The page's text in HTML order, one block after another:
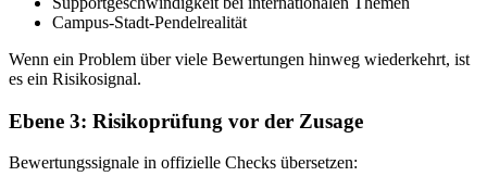
Campus-Stadt-Pendelrealität
Wenn ein Problem über viele Bewertungen hinweg wiederkehrt, ist
es ein Risikosignal.
Ebene 3: Risikoprüfung vor der Zusage
Bewertungssignale in offizielle Checks übersetzen: